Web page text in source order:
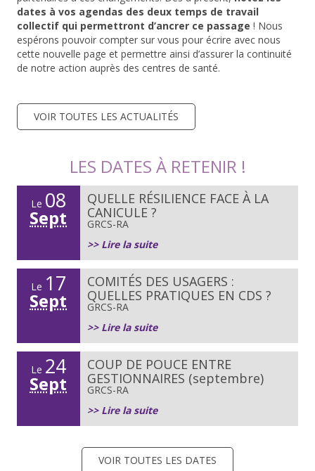
dates à vos agendas des deux temps de travail
collectif qui permettront d’ancrer ce passage ! Nous
espérons pouvoir compter sur vous pour écrire avec nous
cette nouvelle page et permettre ainsi d’assurer la continuité
de notre action auprès des centres de santé.
VOIR TOUTES LES ACTUALITÉS
LES DATES À RETENIR !
Le 08
Sept
QUELLE RÉSILIENCE FACE À LA
CANICULE ?
GRCS-RA
>> Lire la suite
Le 17
Sept
COMITÉS DES USAGERS :
QUELLES PRATIQUES EN CDS ?
GRCS-RA
>> Lire la suite
Le 24
Sept
COUP DE POUCE ENTRE
GESTIONNAIRES (septembre)
GRCS-RA
>> Lire la suite
VOIR TOUTES LES DATES